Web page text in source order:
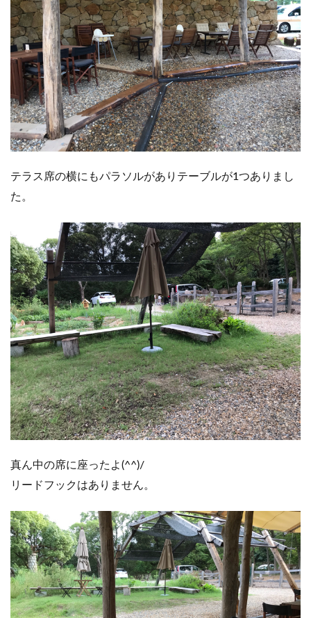
テラス席の横にもパラソルがありテーブルが1つありまし
た。
真ん中の席に座ったよ(^^)/
リードフックはありません。